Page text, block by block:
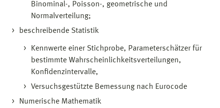
Binominal-, Poisson-, geometrische und
Normalverteilung;
beschreibende Statistik
Kennwerte einer Stichprobe, Parameterschätzer für
bestimmte Wahrscheinlichkeitsverteilungen,
Konfidenzintervalle,
Versuchsgestützte Bemessung nach Eurocode
Numerische Mathematik